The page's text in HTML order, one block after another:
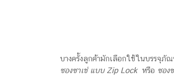
บางครั้งลูกค้ามักเลือกใช้ในบรรจุภั
ซองซาเช่ แบบ Zip Lockหรือ ซอง